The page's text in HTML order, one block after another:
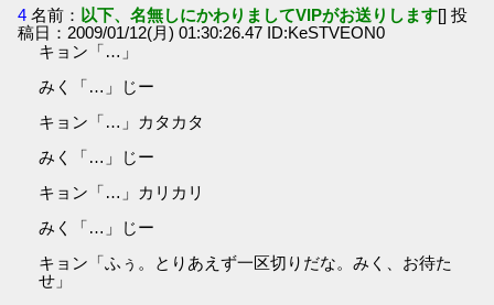
4 名前： 以下、名無しにかわりましてVIPがお送りします[] 投
稿日：2009/01/12(月) 01:30:26.47 ID:KeSTVEON0
キョン「…」
みく「…」じー
キョン「…」カタカタ
みく「…」じー
キョン「…」カリカリ
みく「…」じー
キョン「ふぅ。とりあえず一区切りだな。みく、お待た
せ」